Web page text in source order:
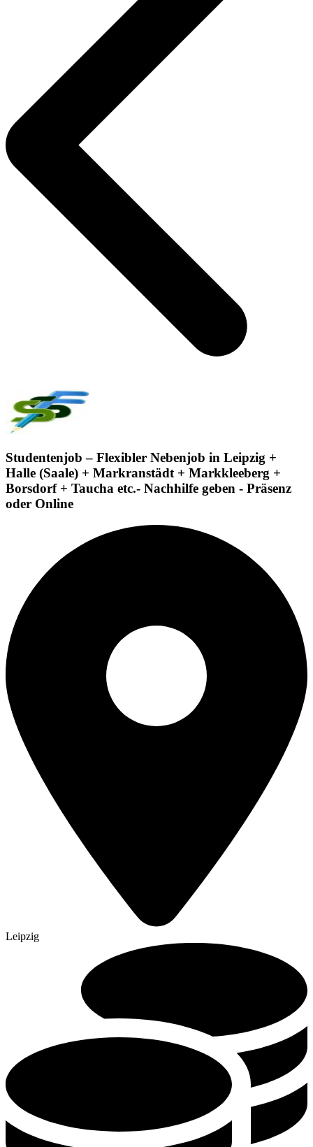
Studentenjob – Flexibler Nebenjob in Leipzig +
Halle (Saale) + Markranstädt + Markkleeberg +
Borsdorf + Taucha etc.- Nachhilfe geben - Präsenz
oder Online
Leipzig